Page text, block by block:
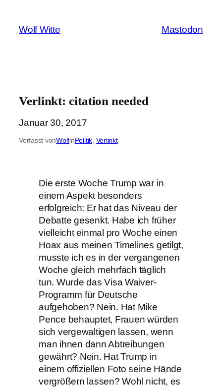
springen
Wolf Witte Mastodon
Verlinkt: citation needed
Januar 30, 2017
Verfasst vonWolfinPolitik Verlinkt
Die erste Woche Trump war in
einem Aspekt besonders
erfolgreich: Er hat das Niveau der
Debatte gesenkt. Habe ich früher
vielleicht einmal pro Woche einen
Hoax aus meinen Timelines getilgt,
musste ich es in der vergangenen
Woche gleich mehrfach täglich
tun. Wurde das Visa Waiver-
Programm für Deutsche
aufgehoben? Nein. Hat Mike
Pence behauptet, Frauen würden
sich vergewaltigen lassen, wenn
man ihnen dann Abtreibungen
gewährt? Nein. Hat Trump in
einem offiziellen Foto seine Hände
vergrößern lassen? Wohl nicht, es